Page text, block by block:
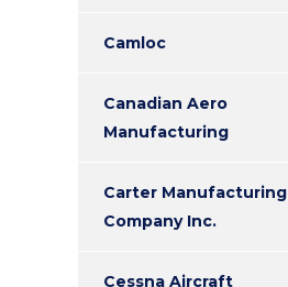
Camloc
Canadian Aero
Manufacturing
Carter Manufacturing
Company Inc.
Cessna Aircraft